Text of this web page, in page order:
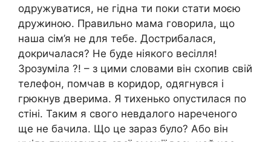
одружуватися, не гідна ти поки стати моєю
дружиною. Правильно мама говорила, що
наша сім’я не для тебе. Дострибалася,
докричалася? Не буде ніякого весілля!
Зрозуміла ?! – з цими словами він схопив свій
телефон, помчав в коридор, одягнувся і
грюкнув дверима. Я тихенько опустилася по
стіні. Таким я свого невдалого нареченого
ще не бачила. Що це зараз було? Або він